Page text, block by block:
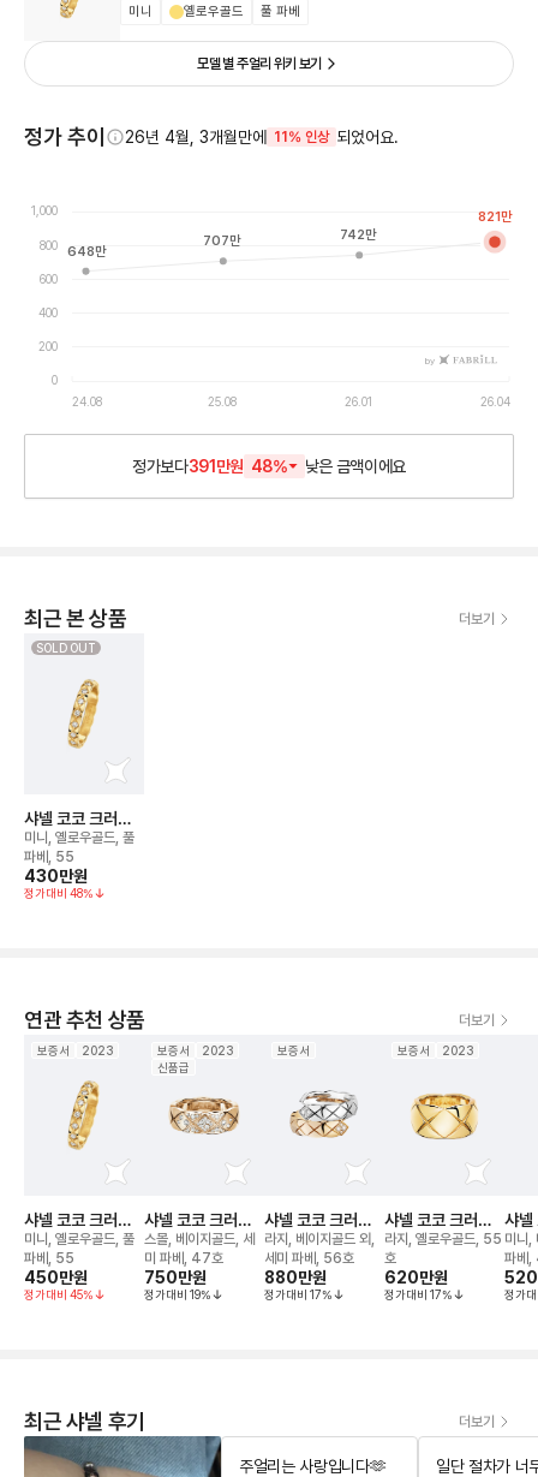
미니 옐로우골드 풀 파베
모델 별 주얼리 위키 보기
정가 추이 26년 4월, 3개월만에 11% 인상 되었어요.
0
200
400
600
800
1,000
24.08 25.08 26.01 26.04
by
648만
707만 742만
821만
정가보다391만원 48% 낮은금액이에요
최근 본 상품 더보기
SOLD OUT
샤넬 코코 크러쉬
링
미니, 옐로우골드, 풀
파베, 55
430만원
정가대비 48%
연관 추천 상품 더보기
보증서 2023
샤넬 코코 크러쉬
링
미니, 옐로우골드, 풀
파베, 55
450만원
정가대비 45%
보증서
2023
신품급
샤넬 코코 크러쉬
링
스몰, 베이지골드, 세
미 파베, 47호
750만원
정가대비 19%
보증서
샤넬 코코 크러쉬
링
라지, 베이지골드 외,
세미 파베, 56호
880만원
정가대비 17%
보증서 2023
샤넬 코코 크러쉬
링
라지, 옐로우골드, 55
호
620만원
정가대비 17%
샤넬
링
미니,
파베
520
정가
최근 샤넬 후기 더보기
주얼리는 사랑입니다🫶
일단 절차가 너